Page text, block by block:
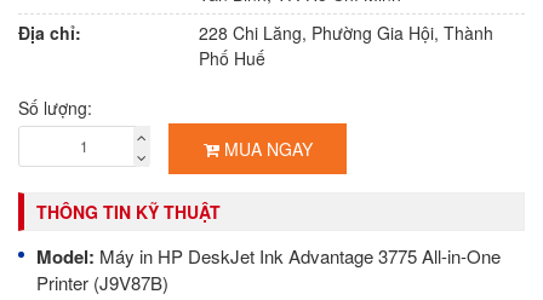
Địa chỉ:
228 Chi Lăng, Phường Gia Hội, Thành
Phố Huế
Số lượng:
MUA NGAY
THÔNG TIN KỸ THUẬT
Model: Máy in HP DeskJet Ink Advantage 3775 All-in-One
Printer (J9V87B)